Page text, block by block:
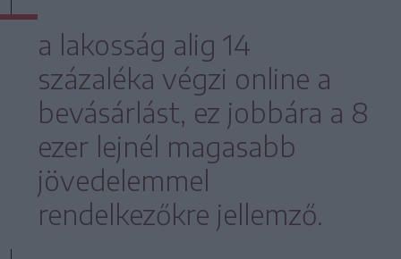
a lakosság alig 14
százaléka végzi online a
bevásárlást, ez jobbára a 8
ezer lejnél magasabb
jövedelemmel
rendelkezőkre jellemző.